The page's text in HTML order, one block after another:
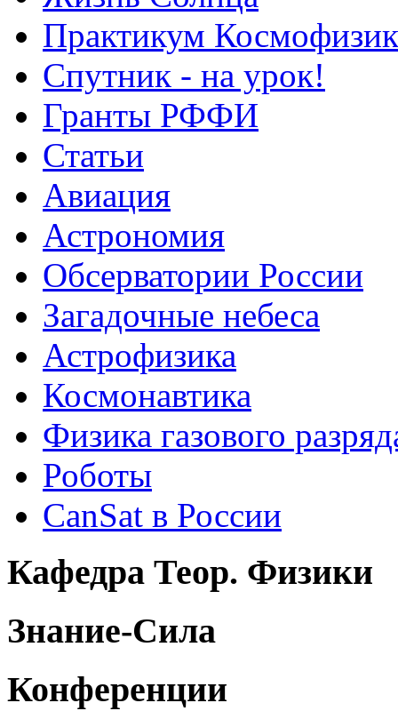
Практикум
Спутник - на урок!
Гранты РФФИ
Статьи
Авиация
Астрономия
Обсерватории России
Загадочные небеса
Астрофизика
Космонавтика
Физика газового
Роботы
CanSat в России
Кафедра Теор. Физики
Знание-Сила
Конференции